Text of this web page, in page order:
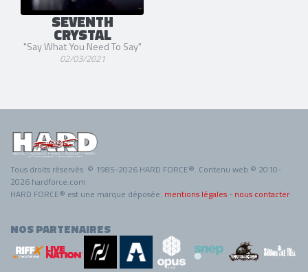
SEVENTH
CRYSTAL
"Say What You Need To Say"
02/03/2021
Tous droits réservés. © 1985-2026 HARD FORCE®. Contenu web © 2010-
2026 hardforce.com
HARD FORCE® est une marque déposée. mentions légales - nous contacter
NOS PARTENAIRES